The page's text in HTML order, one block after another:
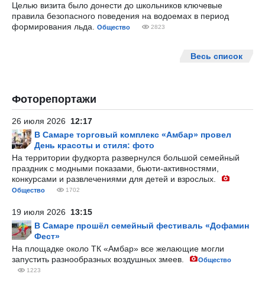
Целью визита было донести до школьников ключевые
правила безопасного поведения на водоемах в период
формирования льда.
Общество 2823
Весь список
Фоторепортажи
26 июля 2026 12:17
В Самаре торговый комплекс «Амбар» провел
День красоты и стиля: фото
На территории фудкорта развернулся большой семейный
праздник с модными показами, бьюти-активностями,
конкурсами и развлечениями для детей и взрослых.
Общество 1702
19 июля 2026 13:15
В Самаре прошёл семейный фестиваль «Дофамин
Фест»
На площадке около ТК «Амбар» все желающие могли
запустить разнообразных воздушных змеев.
Общество
1223